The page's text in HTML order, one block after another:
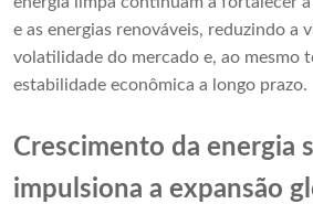
e as energias renováveis, reduzindo a
volatilidade do mercado e, ao mesmo
estabilidade econômica a longo prazo.
Crescimento da energia
impulsiona a expansão